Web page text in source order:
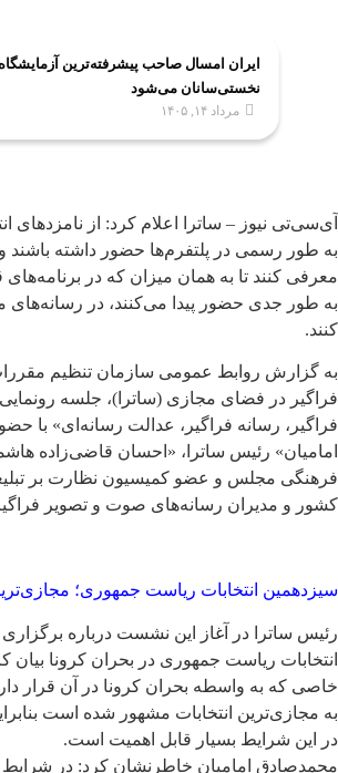
ایران امسال صاحب پیشرفته‌ترین
نخستی‌سانان می‌شود
مرداد ۱۴, ۱۴۰۵
آی‌سی‌تی نیوز – ساترا اعلام کرد: از نامزدهای
به طور رسمی در پلتفرم‌ها حضور داشته باشند و
معرفی کنند تا به همان میزان که در برنامه‌های
به طور جدی حضور پیدا می‌کنند، در رسانه‌های
کنند.
به گزارش روابط عمومی سازمان تنظیم
فراگیر در فضای مجازی (ساترا)، جلسه
فراگیر، رسانه فراگیر، عدالت رسانه‌ای» با
امامیان» رئیس ساترا، «احسان قاضی‌زاده
فرهنگی مجلس و عضو کمیسیون نظارت بر
کشور و مدیران رسانه‌های صوت و تصویر
سیزدهمین انتخابات ریاست جمهوری؛
رئیس ساترا در آغاز این نشست درباره
انتخابات ریاست جمهوری در بحران کرونا بیان
خاصی که به واسطه بحران کرونا در آن قرار
به مجازی‌ترین انتخابات مشهور شده است
در این شرایط بسیار قابل اهمیت است.
محمدصادق امامیان خاطرنشان کرد: در